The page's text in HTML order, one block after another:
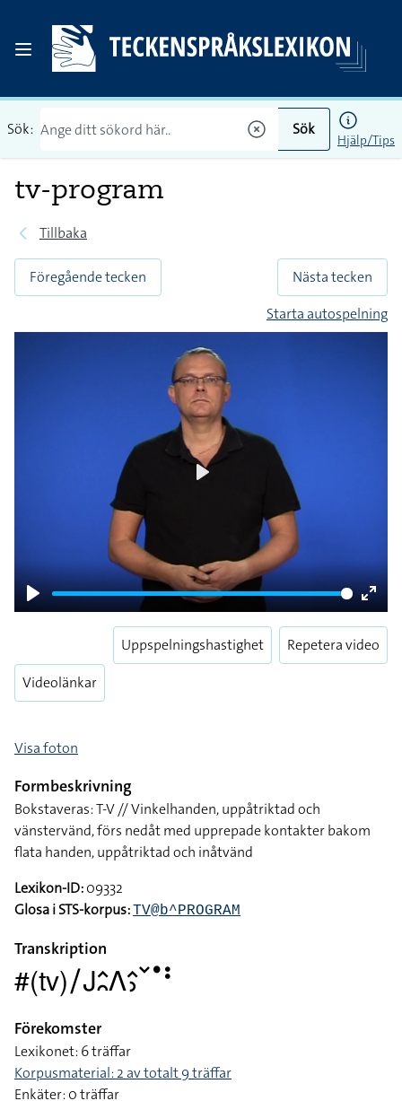
Sök: Sök
Hjälp/Tips
tv-program
Tillbaka
Föregående tecken
Nästa tecken
Starta autospelning
Play
Enter
Videolänkar
Uppspelningshastighet Repetera video
Visa foton
Formbeskrivning
Bokstaveras: T-V // Vinkelhanden, uppåtriktad och
vänstervänd, förs nedåt med upprepade kontakter bakom
flata handen, uppåtriktad och inåtvänd
Lexikon-ID:09332
Glosa i STS-korpus:TV@b^PROGRAM
Transkription
#(tv)􌥠􌤢􌤵􌥘􌤣􌤵􌤶􌥧􌤟􌥻
Förekomster
Lexikonet: 6 träffar
Korpusmaterial: 2 av totalt 9 träffar
Enkäter: 0 träffar